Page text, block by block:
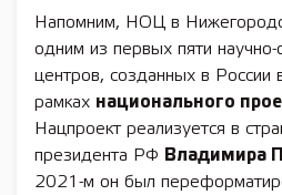
Напомним, НОЦ в
одним из первых пяти научно-
центров, созданных в России
рамках национального
Нацпроект реализуется в
президента РФ Владимира
2021-м он был